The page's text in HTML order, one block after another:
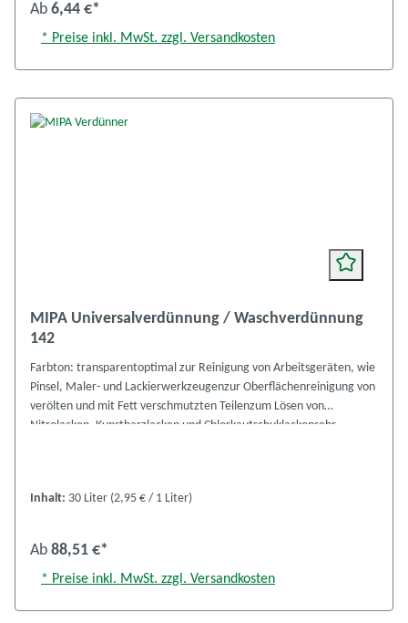
Ab 6,44 €*
* Preise inkl. MwSt. zzgl. Versandkosten
MIPA Universalverdünnung / Waschverdünnung
142
Farbton: transparentoptimal zur Reinigung von Arbeitsgeräten, wie
Pinsel, Maler- und Lackierwerkzeugenzur Oberflächenreinigung von
verölten und mit Fett verschmutzten Teilenzum Lösen von
Nitrolacken, Kunstharzlacken und Chlorkautschuklackensehr
MIPA-Verdünnungen Sicherheitsdatenblatt
Inhalt: 30 Liter (2,95 € / 1 Liter)
Ab 88,51 €*
* Preise inkl. MwSt. zzgl. Versandkosten